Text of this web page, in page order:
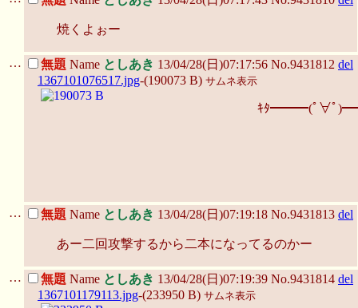
焼くよぉー
… 無題 Name としあき 13/04/28(日)07:17:56 No.9431812 del
1367101076517.jpg-(190073 B) サムネ表示
ｷﾀ━━━(ﾟ∀ﾟ
… 無題 Name としあき 13/04/28(日)07:19:18 No.9431813 del
あー二回攻撃するから二本になってるのかー
… 無題 Name としあき 13/04/28(日)07:19:39 No.9431814 del
1367101179113.jpg-(233950 B) サムネ表示